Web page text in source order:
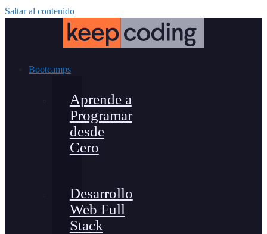
Saltar al contenido
Bootcamps
Aprende a
Programar
desde
Cero
Desarrollo
Web Full
Stack